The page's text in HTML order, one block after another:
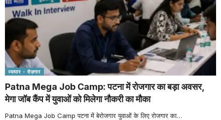
व्यापार - रोज़गार
Patna Mega Job Camp: पटना में रोजगार का बड़ा अवसर,
मेगा जॉब कैंप में युवाओं को मिलेगा नौकरी का मौका
Patna Mega Job Camp पटना में बेरोजगार युवाओं के लिए रोजगार का…